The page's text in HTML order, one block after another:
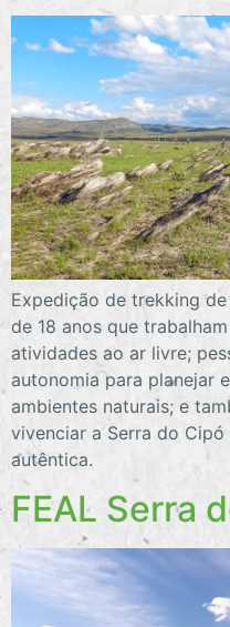
Expedição de trekking
de 18 anos que
atividades ao ar livre;
autonomia para planejar
ambientes naturais; e
vivenciar a Serra do
autêntica.
FEAL Serra